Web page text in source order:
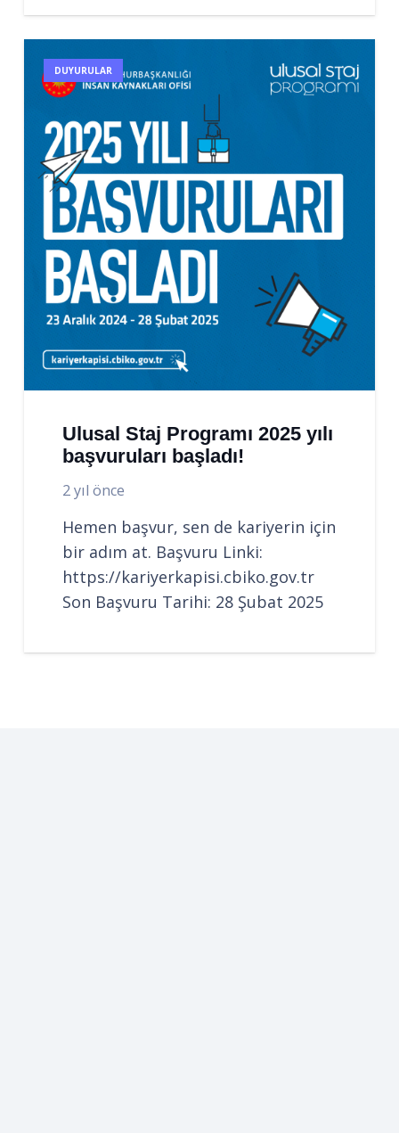
DUYURULAR
Ulusal Staj Programı 2025 yılı
başvuruları başladı!
2 yıl önce
Hemen başvur, sen de kariyerin için
bir adım at. Başvuru Linki:
https://kariyerkapisi.cbiko.gov.tr
Son Başvuru Tarihi: 28 Şubat 2025